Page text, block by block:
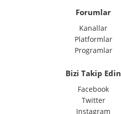
Forumlar
Kanallar
Platformlar
Programlar
Bizi Takip Edin
Facebook
Twitter
Instagram